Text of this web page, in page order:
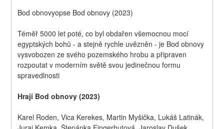
Bod obnovyopse Bod obnovy (2023)
Téměř 5000 let poté, co byl obdařen všemocnou mocí
egyptských bohů - a stejně rychle uvězněn - je Bod obnovy
vysvobozen ze svého pozemského hrobu a připraven
rozpoutat v moderním světě svou jedinečnou formu
spravedlnosti
Hrají Bod obnovy (2023)
Karel Roden, Vica Kerekes, Martin Myšička, Lukáš Latinák,